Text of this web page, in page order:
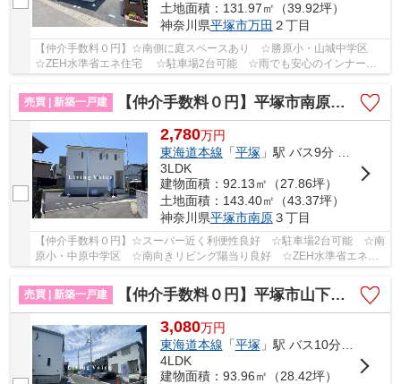
土地面積：131.97㎡（39.92坪）
神奈川県平塚市万田 ２丁目
【仲介手数料０円】☆南側に庭スペースあり ☆勝原小・山城中学区
☆ZEH水準省エネ住宅 ☆駐車場2台可能 ☆雨でも安心のインナーバ
売買 | 新築一戸建
【仲介手数料０円】平塚市南原第11 新築一戸建て
2,780万円
東海道本線 「平塚 」駅 バス9分 「南原」 停歩11分
3LDK
建物面積：92.13㎡（27.86坪）
土地面積：143.40㎡（43.37坪）
神奈川県平塚市南原３丁目
【仲介手数料０円】☆スーパー近く利便性良好 ☆駐車場2台可能 ☆南
原小・中原中学区 ☆南向きリビング陽当り良好 ☆ZEH水準省エネ住
宅 ☆耐震＋制震装置設置で地震に強い家♪ 【平塚市...
売買 | 新築一戸建
【仲介手数料０円】平塚市山下第15 新築一戸建て 全4棟
3,080万円
東海道本線 「平塚 」駅 バス10分 「山下（平塚市）」 停歩4分
4LDK
建物面積：93.96㎡（28.42坪）